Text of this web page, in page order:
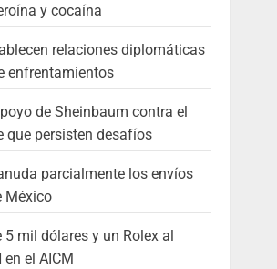
y cocaína
relaciones diplomáticas
enfrentamientos
de Sheinbaum contra el
que persisten desafíos
parcialmente los envíos
México
mil dólares y un Rolex al
el AICM